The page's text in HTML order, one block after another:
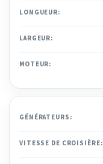
LONGUEUR:
LARGEUR:
MOTEUR:
GÉNÉRATEURS:
VITESSE DE CROISIÈRE: